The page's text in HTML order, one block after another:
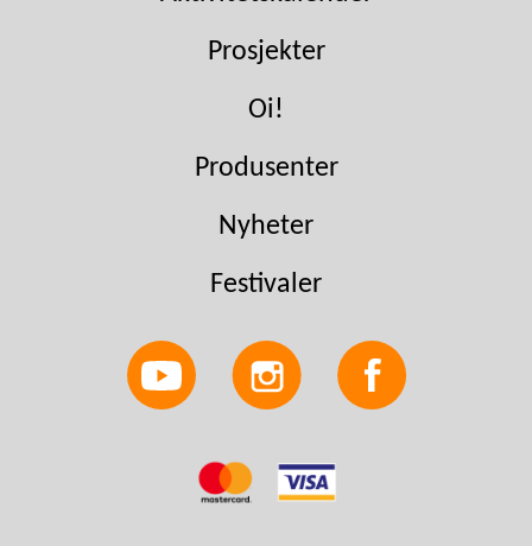
Prosjekter
Oi!
Produsenter
Nyheter
Festivaler